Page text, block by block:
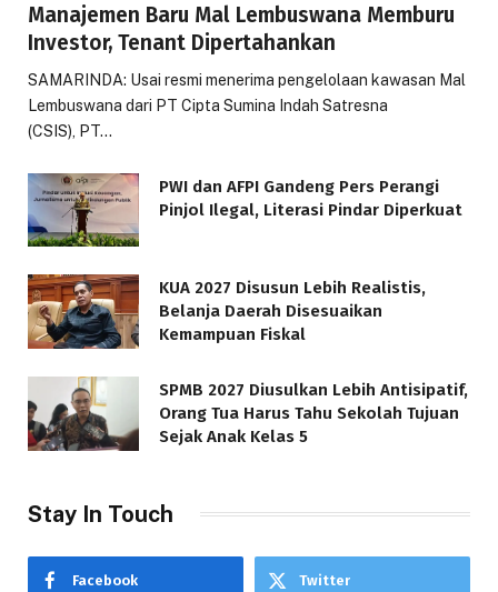
Manajemen Baru Mal Lembuswana Memburu
Investor, Tenant Dipertahankan
SAMARINDA: Usai resmi menerima pengelolaan kawasan Mal
Lembuswana dari PT Cipta Sumina Indah Satresna
(CSIS), PT…
PWI dan AFPI Gandeng Pers Perangi
Pinjol Ilegal, Literasi Pindar Diperkuat
KUA 2027 Disusun Lebih Realistis,
Belanja Daerah Disesuaikan
Kemampuan Fiskal
SPMB 2027 Diusulkan Lebih Antisipatif,
Orang Tua Harus Tahu Sekolah Tujuan
Sejak Anak Kelas 5
Stay In Touch
Facebook Twitter